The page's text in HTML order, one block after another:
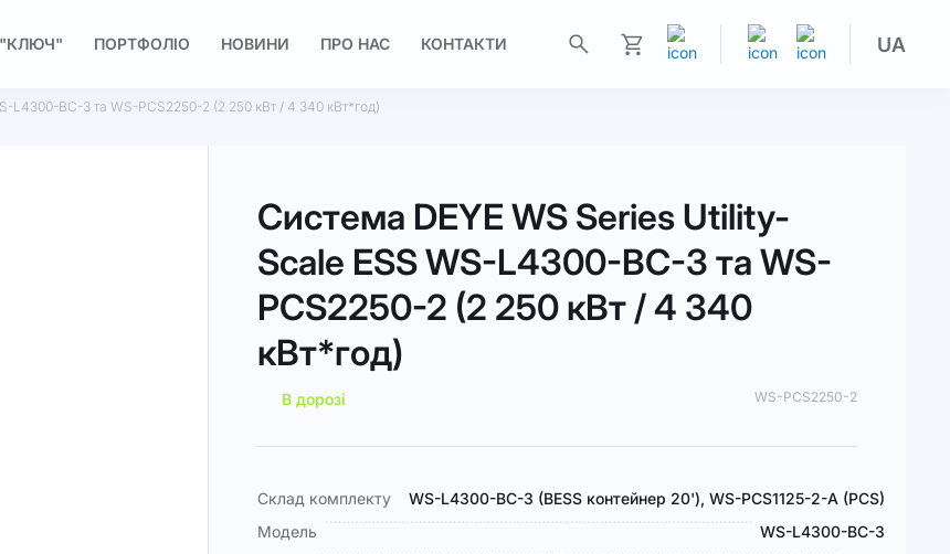
"КЛЮЧ" ПОРТФОЛІО НОВИНИ ПРО НАС
КОНТАКТИ
UA
L4300-BC-3 та WS-PCS2250-2 (2 250 кВт / 4 340 кВт*год)
Система DEYE WS Series Utility-
Scale ESS WS-L4300-BC-3 та WS-
PCS2250-2 (2 250 кВт / 4 340
кВт*год)
В дорозі WS-PCS2250-2
Докладніше
Склад комплекту
WS-L4300-BC-3 (BESS контейнер 20'), WS-PCS1125-2-A (PCS)
Модель
WS-L4300-BC-3